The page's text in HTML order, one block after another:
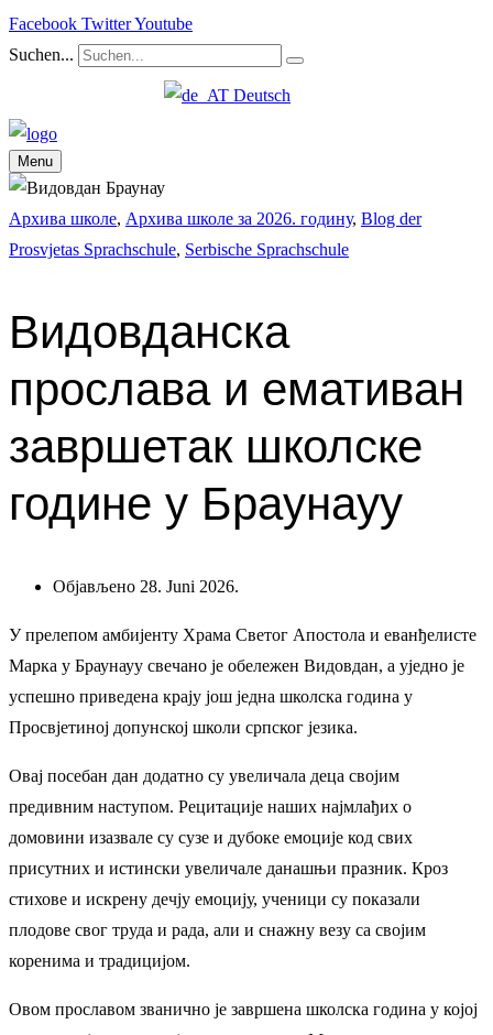
Facebook TwitterYoutube
Suchen...
Deutsch
Menu
Архива школе, Архива школе за 2026. годину, Blog der
Prosvjetas Sprachschule, Serbische Sprachschule
Видовданска
прослава и емативан
завршетак школске
године у Браунауу
Објављено 28. Juni 2026.
У прелепом амбијенту Храма Светог Апостола и еванђелисте
Марка у Браунауу свечано је обележен Видовдан, а уједно је
успешно приведена крају још једна школска година у
Просвјетиној допунској школи српског језика.
Овај посебан дан додатно су увеличала деца својим
предивним наступом. Рецитације наших најмлађих о
домовини изазвале су сузе и дубоке емоције код свих
присутних и истински увеличале данашњи празник. Кроз
стихове и искрену дечју емоцију, ученици су показали
плодове свог труда и рада, али и снажну везу са својим
коренима и традицијом.
Овом прославом званично је завршена школска година у којој